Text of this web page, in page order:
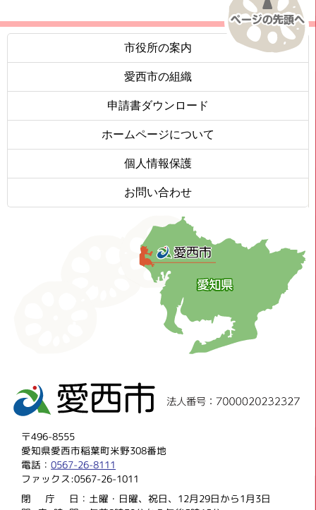
市役所の案内
愛西市の組織
申請書ダウンロード
ホームページについて
個人情報保護
お問い合わせ
〒496-8555
愛知県愛西市稲葉町米野308番地
電話：0567-26-8111
ファックス:0567-26-1011
閉庁 日：土曜・日曜、祝日、12月29日から1月3日